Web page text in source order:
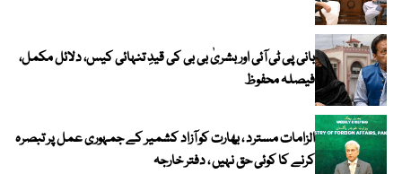
بانی پی ٹی آئی اور بشریٰ بی بی کی قیدِ تنہائی کیس، دلائل مکمل،
فیصلہ محفوظ
الزامات مسترد ، بھارت کو آزاد کشمیر کے جمہوری عمل پر تبصرہ
کرنے کا کوئی حق نہیں ، دفتر خارجہ